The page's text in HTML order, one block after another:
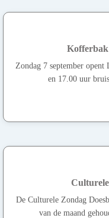
Zondag 7 september
en 17.00 uur
De Culturele Zondag
van de maand